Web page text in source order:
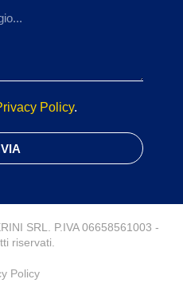
Policy.
SRL. P.IVA 06658561003 -
riservati.
Policy